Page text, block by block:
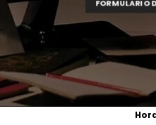
FORMULARIO